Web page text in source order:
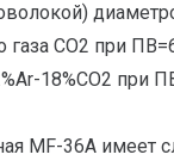
газа СО2 при
18%CO2 при
MF-36A имеет